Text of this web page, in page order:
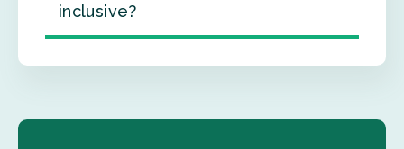
inclusive?